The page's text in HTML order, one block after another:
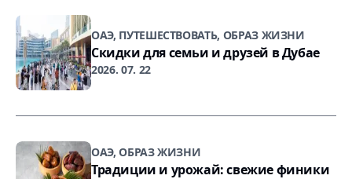
ОАЭ, ПУТЕШЕСТВОВАТЬ, ОБРАЗ ЖИЗНИ
Скидки для семьи и друзей в Дубае
2026. 07. 22
ОАЭ, ОБРАЗ ЖИЗНИ
Традиции и урожай: свежие финики